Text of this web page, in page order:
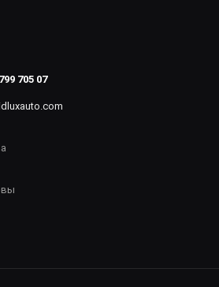
705 07